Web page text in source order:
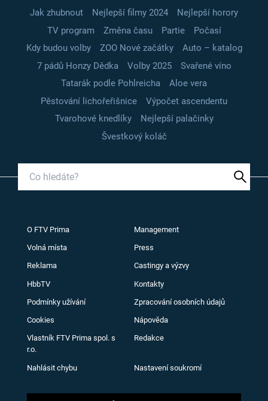
Jak zhubnout Nejlepší filmy 2024
Nejlepší horory
TV program
Změna času Partie
Počasí
Kdy budou volby
ZOO Nové začátky
Auto – katalog
7 pádů Honzy Dědka
Volby 2025
Svařené víno
Tatarák podle Pohlreicha
Aloe vera
Pěstování lichořeřišnice
Výpočet ascendentu
Tvarohové knedlíky
Nejlepší palačinky
Švestkový koláč
O FTV Prima Management
Volná místa Press
Reklama Castingy a výzvy
HbbTV Kontakty
Podmínky užívání Zpracování osobních údajů
Cookies Nápověda
Vlastník FTV Prima spol. s
r.o.
Redakce
Nahlásit chybu Nastavení soukromí